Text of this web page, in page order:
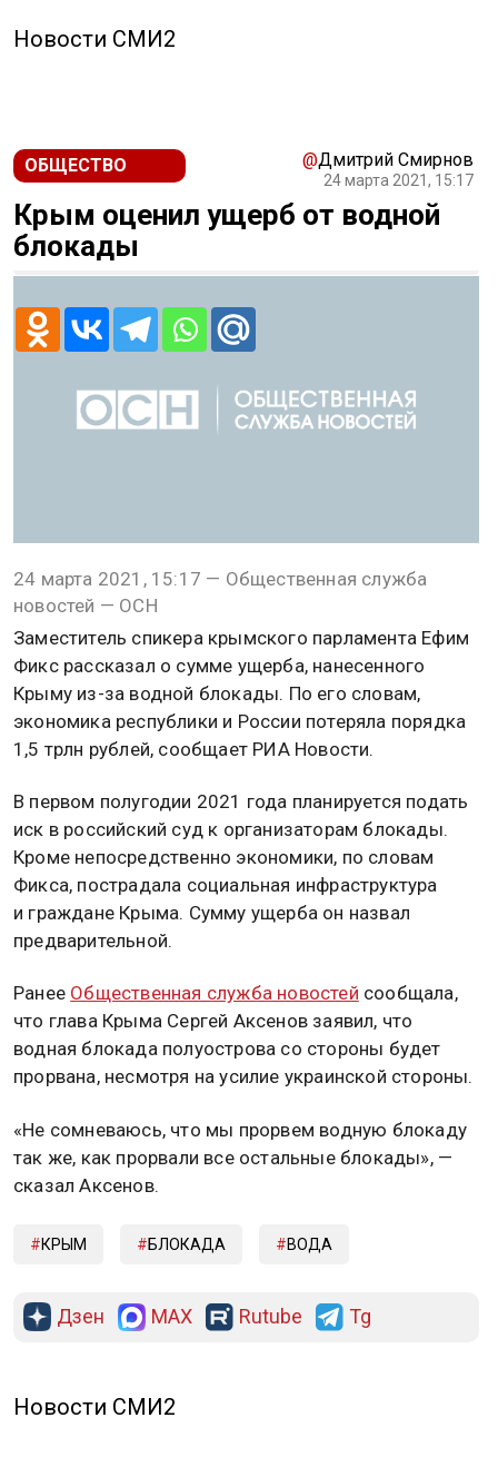
Новости СМИ2
ОБЩЕСТВО @Дмитрий Смирнов
24 марта 2021, 15:17
Крым оценил ущерб от водной
блокады
24 марта 2021, 15:17 — Общественная служба
новостей — ОСН
Заместитель спикера крымского парламента Ефим
Фикс рассказал о сумме ущерба, нанесенного
Крыму из-за водной блокады. По его словам,
экономика республики и России потеряла порядка
1,5 трлн рублей, сообщает РИА Новости.
В первом полугодии 2021 года планируется подать
иск в российский суд к организаторам блокады.
Кроме непосредственно экономики, по словам
Фикса, пострадала социальная инфраструктура
и граждане Крыма. Сумму ущерба он назвал
предварительной.
Ранее Общественная служба новостей сообщала,
что глава Крыма Сергей Аксенов заявил, что
водная блокада полуострова со стороны будет
прорвана, несмотря на усилие украинской стороны.
«Не сомневаюсь, что мы прорвем водную блокаду
так же, как прорвали все остальные блокады», —
сказал Аксенов.
КРЫМ БЛОКАДА ВОДА
Дзен MAX Rutube Tg
Новости СМИ2